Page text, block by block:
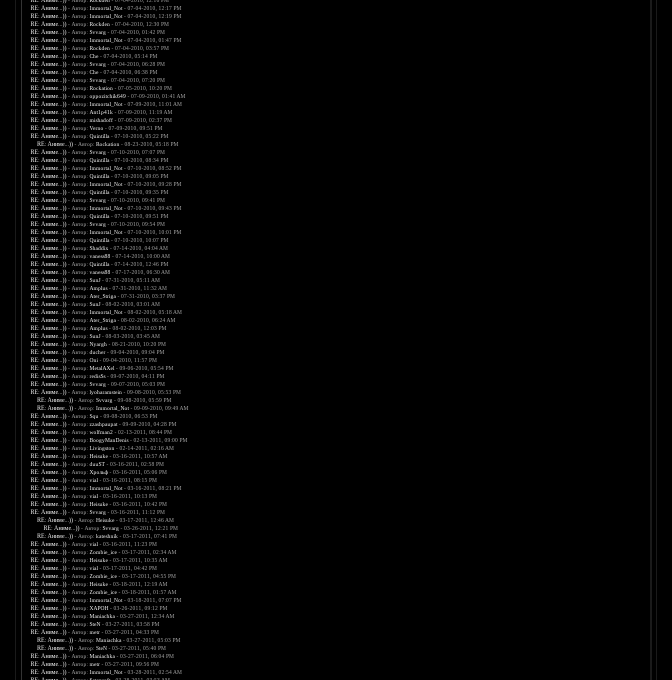
RE: Аниме...)) - Автор: Immortal_Not- 07-04-2010, 12:17 PM
RE: Аниме...)) - Автор: Immortal_Not- 07-04-2010, 12:19 PM
RE: Аниме...)) - Автор: Rockden - 07-04-2010, 12:30 PM
RE: Аниме...)) - Автор: Svvarg - 07-04-2010, 01:42 PM
RE: Аниме...)) - Автор: Immortal_Not- 07-04-2010, 01:47 PM
RE: Аниме...)) - Автор: Rockden - 07-04-2010, 03:57 PM
RE: Аниме...)) - Автор: Che- 07-04-2010, 05:14 PM
RE: Аниме...)) - Автор: Svvarg - 07-04-2010, 06:28 PM
RE: Аниме...)) - Автор: Che- 07-04-2010, 06:38 PM
RE: Аниме...)) - Автор: Svvarg - 07-04-2010, 07:20 PM
RE: Аниме...)) - Автор: Rockation - 07-05-2010, 10:20 PM
RE: Аниме...)) - Автор: oppozitchik649 - 07-09-2010, 01:41 AM
RE: Аниме...)) - Автор: Immortal_Not- 07-09-2010, 11:01 AM
RE: Аниме...)) - Автор: Ant1p41k - 07-09-2010, 11:19 AM
RE: Аниме...)) - Автор: mishadoff- 07-09-2010, 02:37 PM
RE: Аниме...)) - Автор: Verno - 07-09-2010, 09:51 PM
RE: Аниме...)) - Автор: Quintilla- 07-10-2010, 05:22 PM
RE: Аниме...)) - Автор: Rockation - 08-23-2010, 05:18 PM
RE: Аниме...)) - Автор: Svvarg - 07-10-2010, 07:07 PM
RE: Аниме...)) - Автор: Quintilla- 07-10-2010, 08:34 PM
RE: Аниме...)) - Автор: Immortal_Not- 07-10-2010, 08:52 PM
RE: Аниме...)) - Автор: Quintilla- 07-10-2010, 09:05 PM
RE: Аниме...)) - Автор: Immortal_Not- 07-10-2010, 09:28 PM
RE: Аниме...)) - Автор: Quintilla- 07-10-2010, 09:35 PM
RE: Аниме...)) - Автор: Svvarg - 07-10-2010, 09:41 PM
RE: Аниме...)) - Автор: Immortal_Not- 07-10-2010, 09:43 PM
RE: Аниме...)) - Автор: Quintilla- 07-10-2010, 09:51 PM
RE: Аниме...)) - Автор: Svvarg - 07-10-2010, 09:54 PM
RE: Аниме...)) - Автор: Immortal_Not- 07-10-2010, 10:01 PM
RE: Аниме...)) - Автор: Quintilla- 07-10-2010, 10:07 PM
RE: Аниме...)) - Автор: Shaddix - 07-14-2010, 04:04 AM
RE: Аниме...)) - Автор: vaness88 - 07-14-2010, 10:00 AM
RE: Аниме...)) - Автор: Quintilla- 07-14-2010, 12:46 PM
RE: Аниме...)) - Автор: vaness88 - 07-17-2010, 06:30 AM
RE: Аниме...)) - Автор: SunJ- 07-31-2010, 05:11 AM
RE: Аниме...)) - Автор: Amplus- 07-31-2010, 11:32 AM
RE: Аниме...)) - Автор: Ater_Striga- 07-31-2010, 03:37 PM
RE: Аниме...)) - Автор: SunJ- 08-02-2010, 03:01 AM
RE: Аниме...)) - Автор: Immortal_Not- 08-02-2010, 05:18 AM
RE: Аниме...)) - Автор: Ater_Striga- 08-02-2010, 06:24 AM
RE: Аниме...)) - Автор: Amplus- 08-02-2010, 12:03 PM
RE: Аниме...)) - Автор: SunJ- 08-03-2010, 03:45 AM
RE: Аниме...)) - Автор: Nyargh - 08-21-2010, 10:20 PM
RE: Аниме...)) - Автор: ducher- 09-04-2010, 09:04 PM
RE: Аниме...)) - Автор: Oni - 09-04-2010, 11:57 PM
RE: Аниме...)) - Автор: MetalAXel - 09-06-2010, 05:54 PM
RE: Аниме...)) - Автор: redisSs- 09-07-2010, 04:11 PM
RE: Аниме...)) - Автор: Svvarg - 09-07-2010, 05:03 PM
RE: Аниме...)) - Автор: lyoharamstein - 09-08-2010, 05:53 PM
RE: Аниме...)) - Автор: Svvarg - 09-08-2010, 05:59 PM
RE: Аниме...)) - Автор: Immortal_Not- 09-09-2010, 09:49 AM
RE: Аниме...)) - Автор: Squ - 09-08-2010, 06:53 PM
RE: Аниме...)) - Автор: zzashpaupat- 09-09-2010, 04:28 PM
RE: Аниме...)) - Автор: wolfman2 - 02-13-2011, 08:44 PM
RE: Аниме...)) - Автор: BoogyManDenis- 02-13-2011, 09:00 PM
RE: Аниме...)) - Автор: Livingston - 02-14-2011, 02:16 AM
RE: Аниме...)) - Автор: Heisuke- 03-16-2011, 10:57 AM
RE: Аниме...)) - Автор: duuST- 03-16-2011, 02:58 PM
RE: Аниме...)) - Автор: Хрольф- 03-16-2011, 05:06 PM
RE: Аниме...)) - Автор: vial - 03-16-2011, 08:15 PM
RE: Аниме...)) - Автор: Immortal_Not- 03-16-2011, 08:21 PM
RE: Аниме...)) - Автор: vial - 03-16-2011, 10:13 PM
RE: Аниме...)) - Автор: Heisuke- 03-16-2011, 10:42 PM
RE: Аниме...)) - Автор: Svvarg - 03-16-2011, 11:12 PM
RE: Аниме...)) - Автор: Heisuke- 03-17-2011, 12:46 AM
RE: Аниме...)) - Автор: Svvarg - 03-26-2011, 12:21 PM
RE: Аниме...)) - Автор: kateshnik - 03-17-2011, 07:41 PM
RE: Аниме...)) - Автор: vial - 03-16-2011, 11:23 PM
RE: Аниме...)) - Автор: Zombie_ice- 03-17-2011, 02:34 AM
RE: Аниме...)) - Автор: Heisuke- 03-17-2011, 10:35 AM
RE: Аниме...)) - Автор: vial - 03-17-2011, 04:42 PM
RE: Аниме...)) - Автор: Zombie_ice- 03-17-2011, 04:55 PM
RE: Аниме...)) - Автор: Heisuke- 03-18-2011, 12:19 AM
RE: Аниме...)) - Автор: Zombie_ice- 03-18-2011, 01:57 AM
RE: Аниме...)) - Автор: Immortal_Not- 03-18-2011, 07:07 PM
RE: Аниме...)) - Автор: XAPOH- 03-26-2011, 09:12 PM
RE: Аниме...)) - Автор: Maniachka- 03-27-2011, 12:34 AM
RE: Аниме...)) - Автор: SteN- 03-27-2011, 03:58 PM
RE: Аниме...)) - Автор: metr- 03-27-2011, 04:33 PM
RE: Аниме...)) - Автор: Maniachka- 03-27-2011, 05:03 PM
RE: Аниме...)) - Автор: SteN- 03-27-2011, 05:40 PM
RE: Аниме...)) - Автор: Maniachka- 03-27-2011, 06:04 PM
RE: Аниме...)) - Автор: metr- 03-27-2011, 09:56 PM
RE: Аниме...)) - Автор: Immortal_Not- 03-28-2011, 02:54 AM